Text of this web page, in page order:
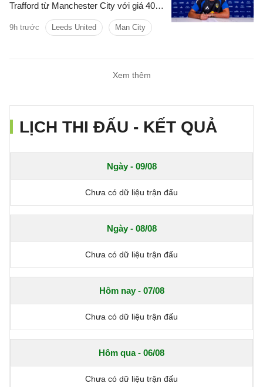
Trafford từ Manchester City với giá 40
triệu bảng cộng thêm các khoản phí bổ
9h trước Leeds United Man City
Xem thêm
LỊCH THI ĐẤU - KẾT QUẢ
Ngày - 09/08
Chưa có dữ liệu trận đấu
Ngày - 08/08
Chưa có dữ liệu trận đấu
Hôm nay - 07/08
Chưa có dữ liệu trận đấu
Hôm qua - 06/08
Chưa có dữ liệu trận đấu